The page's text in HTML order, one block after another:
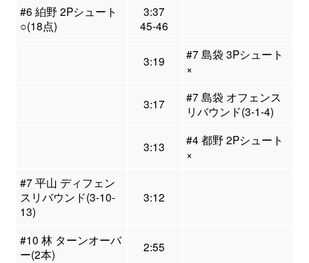
#6 絈野 2Pシュート
○(18点)
3:37
45-46
3:19
#7 島袋 3Pシュート
×
3:17
#7 島袋 オフェンス
リバウンド(3-1-4)
3:13
#4 都野 2Pシュート
×
#7 平山 ディフェン
スリバウンド(3-10-
13)
3:12
#10 林 ターンオーバ
ー(2本)
2:55